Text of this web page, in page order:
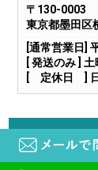
〒130-0003
東京都墨田区
[通常営業日]
[ 発送のみ ]
[ 定休日 ]